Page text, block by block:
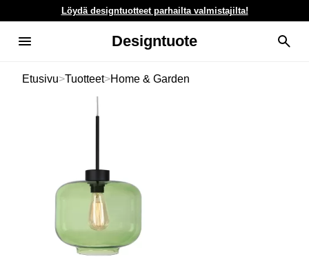
Löydä designtuotteet parhailta valmistajilta!
Designtuote
Etusivu>Tuotteet>Home & Garden